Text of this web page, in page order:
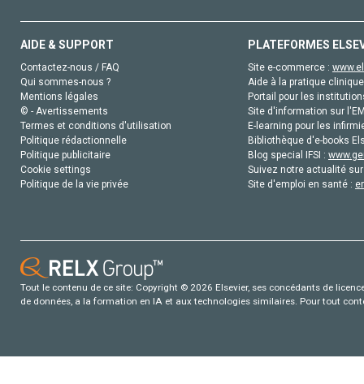
AIDE & SUPPORT
Contactez-nous / FAQ
Qui sommes-nous ?
Mentions légales
© - Avertissements
Termes et conditions d'utilisation
Politique rédactionnelle
Politique publicitaire
Cookie settings
Politique de la vie privée
PLATEFORMES
Site e-commerce :
Aide à la pratique
Portail pour les
Site d'information sur
E-learning pour les
Bibliothèque d'e-books
Blog special IFSI :
Suivez notre actualité
Site d'emploi en santé :
Tout le contenu de ce site: Copyright © 2026 Elsevier, ses concédants de
de données, a la formation en IA et aux technologies similaires. Pour tout